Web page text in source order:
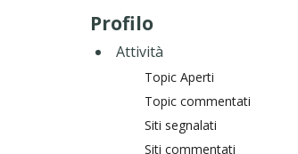
Profilo
Attività
Topic Aperti
Topic commentati
Siti segnalati
Siti commentati